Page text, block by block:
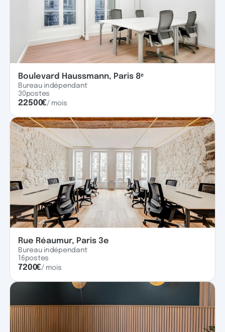
Boulevard Haussmann, Paris 8ᵉ
Bureau indépendant
30postes
22500€/ mois
Rue Réaumur, Paris 3e
Bureau indépendant
16postes
7200€/ mois